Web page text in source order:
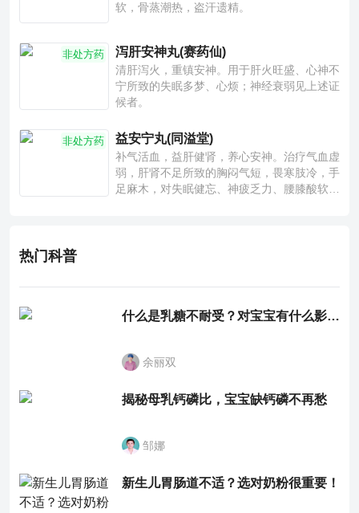
软，骨蒸潮热，盗汗遗精。
非处方药 泻肝安神丸(赛药仙)
清肝泻火，重镇安神。用于肝火旺盛、心神不
宁所致的失眠多梦、心烦；神经衰弱见上述证
候者。
非处方药 益安宁丸(同溢堂)
补气活血，益肝健肾，养心安神。治疗气血虚
弱，肝肾不足所致的胸闷气短，畏寒肢冷，手
足麻木，对失眠健忘、神疲乏力、腰膝酸软也
热门科普
什么是乳糖不耐受？对宝宝有什么影响？
余丽双
揭秘母乳钙磷比，宝宝缺钙磷不再愁
邹娜
新生儿胃肠道不适？选对奶粉很重要！